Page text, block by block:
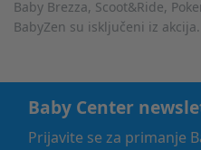
Baby Brezza, Scoot&Ride,
BabyZen su isključeni iz akcija.
Baby Center
Prijavite se za primanje